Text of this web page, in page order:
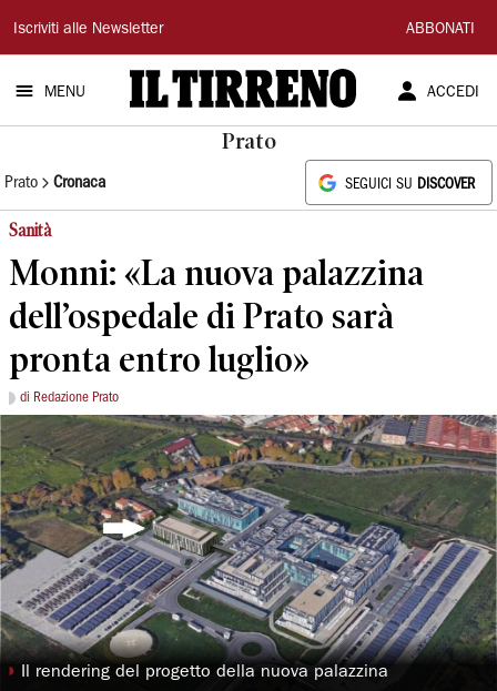
Il
Tirreno
Iscriviti alle Newsletter ABBONATI
MENU ACCEDI
Prato
Prato Cronaca SEGUICI SU DISCOVER
Sanità
Monni: «La nuova palazzina
dell’ospedale di Prato sarà
pronta entro luglio»
di Redazione Prato
◗ Il rendering del progetto della nuova palazzina